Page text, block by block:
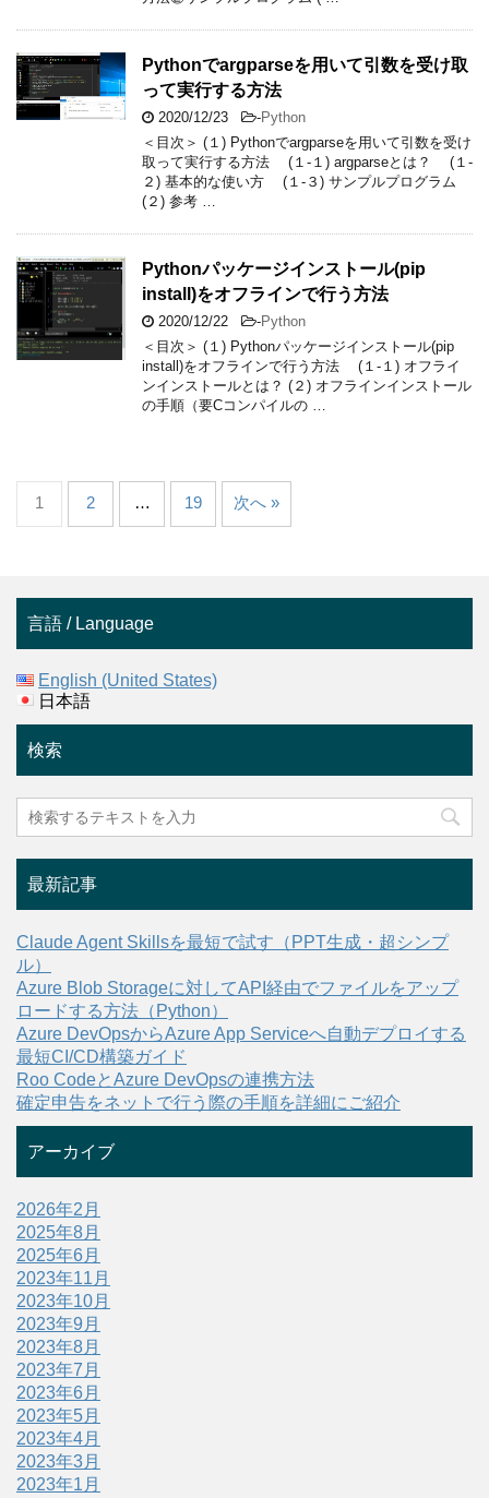
Pythonでargparseを用いて引数を受け取
って実行する方法
2020/12/23 -Python
＜目次＞ (１) Pythonでargparseを用いて引数を受け
取って実行する方法 (１-１) argparseとは？ (１-
２) 基本的な使い方 (１-３) サンプルプログラム
(２) 参考 …
Pythonパッケージインストール(pip
install)をオフラインで行う方法
2020/12/22 -Python
＜目次＞ (１) Pythonパッケージインストール(pip
install)をオフラインで行う方法 (１-１) オフライ
ンインストールとは？ (２) オフラインインストール
の手順（要Cコンパイルの …
1 2 … 19 次へ »
言語 / Language
English (United States)
日本語
検索
最新記事
Claude Agent Skillsを最短で試す（PPT生成・超シンプ
ル）
Azure Blob Storageに対してAPI経由でファイルをアップ
ロードする方法（Python）
Azure DevOpsからAzure App Serviceへ自動デプロイする
最短CI/CD構築ガイド
Roo CodeとAzure DevOpsの連携方法
確定申告をネットで行う際の手順を詳細にご紹介
アーカイブ
2026年2月
2025年8月
2025年6月
2023年11月
2023年10月
2023年9月
2023年8月
2023年7月
2023年6月
2023年5月
2023年4月
2023年3月
2023年1月